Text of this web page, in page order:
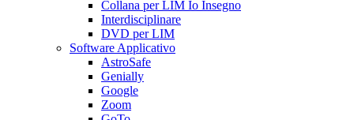
Collana per LIM Io Insegno
Interdisciplinare
DVD per LIM
Software Applicativo
AstroSafe
Genially
Google
Zoom